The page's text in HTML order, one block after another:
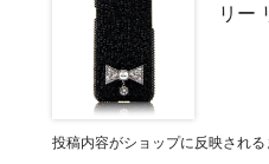
リー
投稿内容がショップに反映され